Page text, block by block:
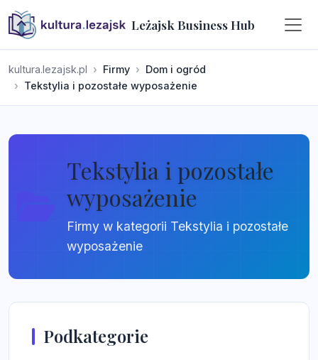
Leżajsk Business Hub
kultura.lezajsk.pl Firmy
Dom i ogród
Tekstylia i pozostałe wyposażenie
Tekstylia i pozostałe
wyposażenie
Firmy w kategorii Tekstylia i pozostałe
wyposażenie
Podkategorie